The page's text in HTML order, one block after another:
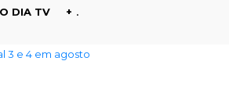
DIA TV +
cai